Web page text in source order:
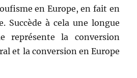
en Europe, en fait en
Succède à cela une longue
représente la conversion
et la conversion en Europe